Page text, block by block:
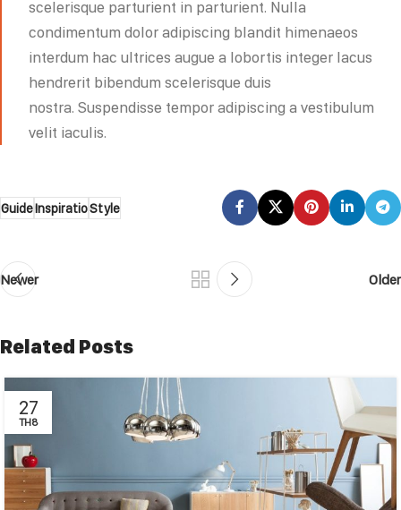
scelerisque parturient in parturient. Nulla
condimentum dolor adipiscing blandit himenaeos
interdum hac ultrices augue a lobortis integer lacus
hendrerit bibendum scelerisque duis
nostra. Suspendisse tempor adipiscing a vestibulum
velit iaculis.
GuideInspiratioStyle
Newer Older
Related Posts
27
TH8